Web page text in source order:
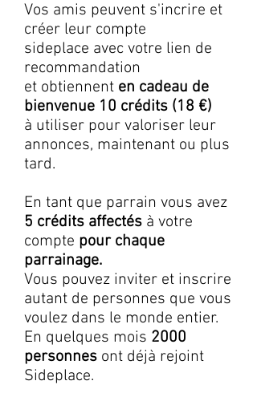
Vos amis peuvent s'incrire et
créer leur compte
sideplace avec votre lien de
recommandation
et obtiennent en cadeau de
bienvenue 10 crédits (18 €)
à utiliser pour valoriser leur
annonces, maintenant ou plus
tard.
En tant que parrain vous avez
5 crédits affectés à votre
compte pour chaque
parrainage.
Vous pouvez inviter et inscrire
autant de personnes que vous
voulez dans le monde entier.
En quelques mois 2000
personnes ont déjà rejoint
Sideplace.